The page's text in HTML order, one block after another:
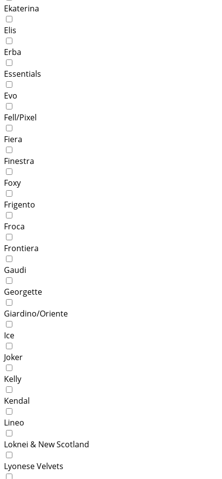
Ekaterina
Elis
Erba
Essentials
Evo
Fell/Pixel
Fiera
Finestra
Foxy
Frigento
Froca
Frontiera
Gaudi
Georgette
Giardino/Oriente
Ice
Joker
Kelly
Kendal
Lineo
Loknei & New Scotland
Lyonese Velvets